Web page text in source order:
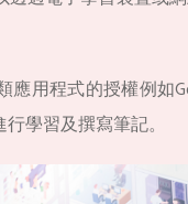
用程式的授權例如
學習及撰寫筆記。